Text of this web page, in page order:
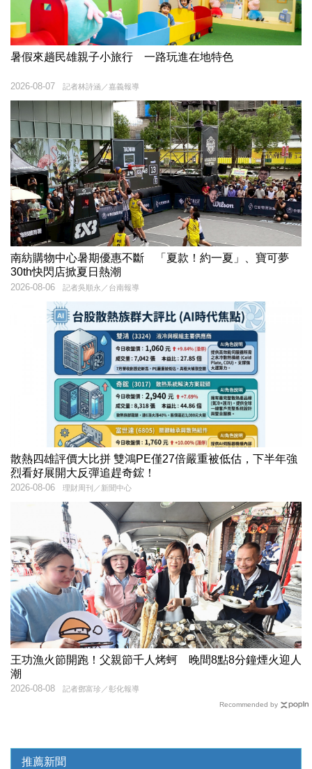
暑假來趟民雄親子小旅行 一路玩進在地特色
記者林詩涵／嘉義報導
2026-08-07
南紡購物中心暑期優惠不斷 「夏款！約一夏」、寶可夢
30th快閃店掀夏日熱潮
記者吳順永／台南報導
2026-08-06
散熱四雄評價大比拼 雙鴻PE僅27倍嚴重被低估，下半年強
烈看好展開大反彈追趕奇鋐！
理財周刊／新聞中心
2026-08-06
王功漁火節開跑！父親節千人烤蚵 晚間8點8分鐘煙火迎人
潮
記者鄧富珍／彰化報導
2026-08-08
Recommended by
推薦新聞